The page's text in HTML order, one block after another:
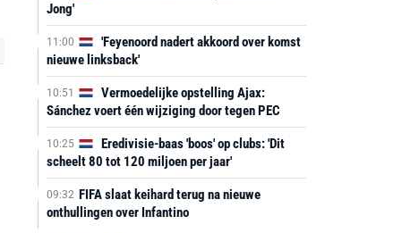
Jong'
11:00
'Feyenoord nadert akkoord over komst
nieuwe linksback'
10:51
Vermoedelijke opstelling Ajax:
Sánchez voert één wijziging door tegen PEC
10:25
Eredivisie-baas 'boos' op clubs: 'Dit
scheelt 80 tot 120 miljoen per jaar'
09:32 FIFA slaat keihard terug na nieuwe
onthullingen over Infantino